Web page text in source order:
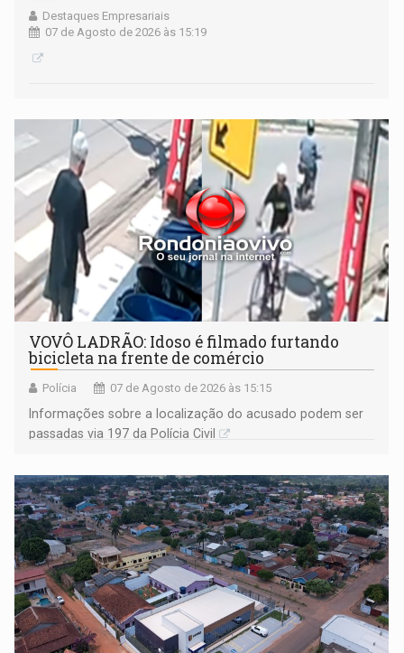
Destaques Empresariais
07 de Agosto de 2026 às 15:19
VOVÔ LADRÃO: Idoso é filmado furtando
bicicleta na frente de comércio
Polícia 07 de Agosto de 2026 às 15:15
Informações sobre a localização do acusado podem ser
passadas via 197 da Polícia Civil